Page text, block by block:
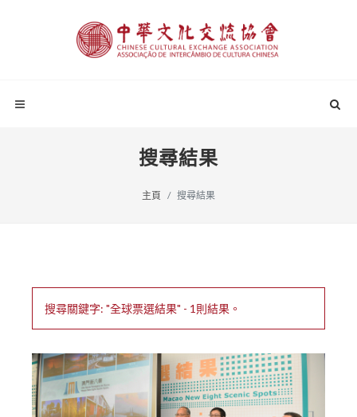
搜尋結果
主頁 搜尋結果
搜尋關鍵字: "全球票選結果" - 1則結果。